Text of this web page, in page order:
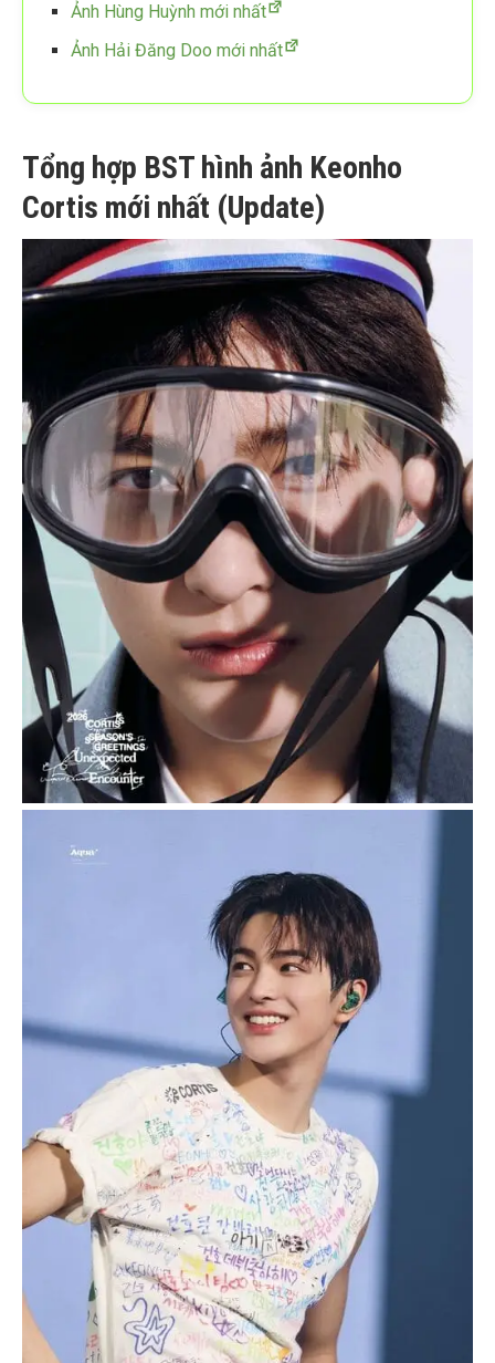
Ảnh Hùng Huỳnh mới nhất
Ảnh Hải Đăng Doo mới nhất
Tổng hợp BST hình ảnh Keonho
Cortis mới nhất (Update)